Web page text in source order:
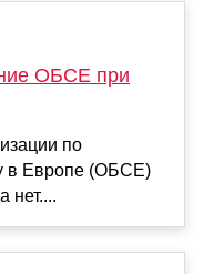
ОБСЕ при
по
в Европе (ОБСЕ)
нет....